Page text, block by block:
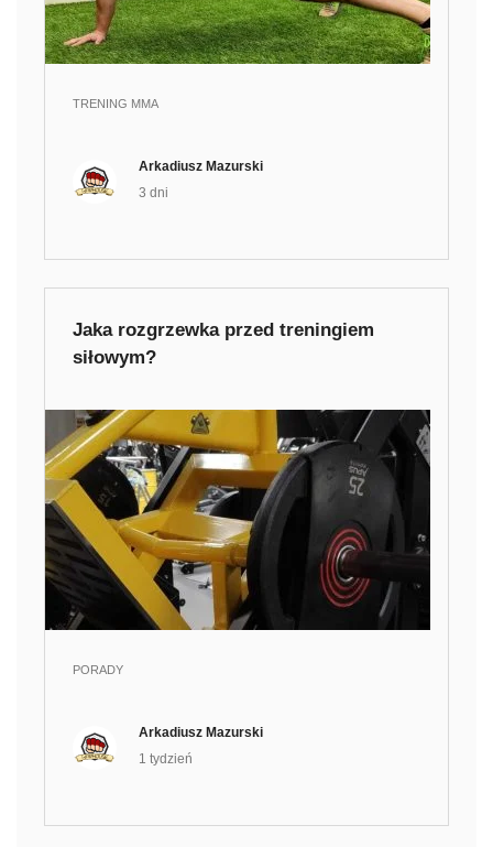
TRENING MMA
Arkadiusz Mazurski
3 dni
Jaka rozgrzewka przed treningiem
siłowym?
PORADY
Arkadiusz Mazurski
1 tydzień